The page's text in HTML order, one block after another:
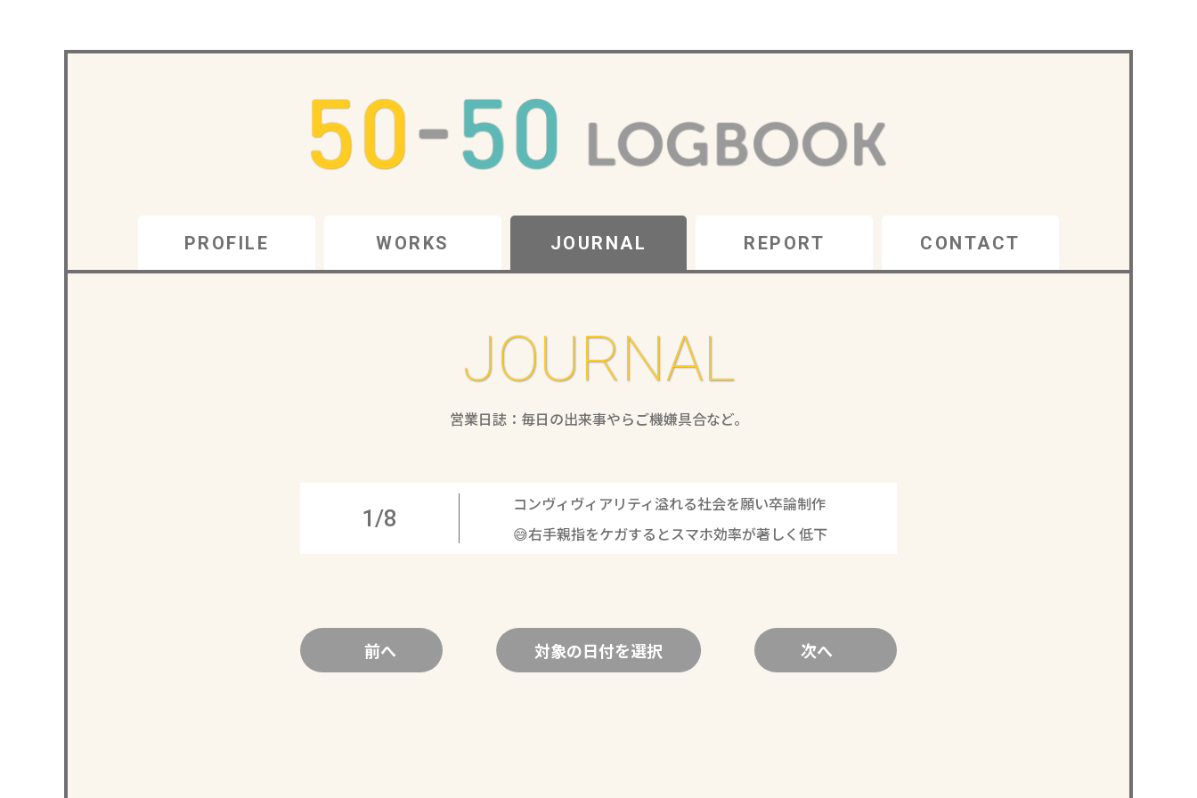
PROFILE WORKS JOURNAL REPORT CONTACT
JOURNAL
営業日誌：毎日の出来事やらご機嫌具合など。
1/8
コンヴィヴィアリティ溢れる社会を願い卒論制作
😅右手親指をケガするとスマホ効率が著しく低下
前へ 次へ
対象の日付を選択